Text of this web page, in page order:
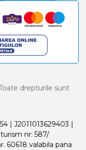
drepturile sunt
| J2011013629403 |
nr: 587/
60618 valabila pana